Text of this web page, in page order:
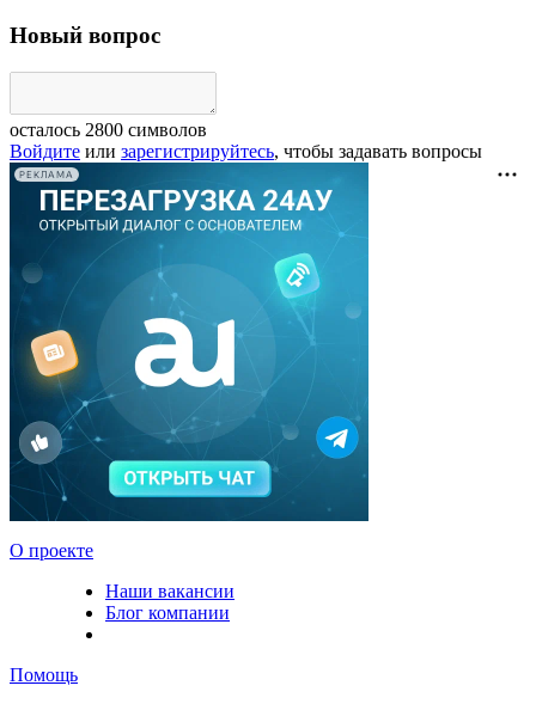
Новый вопрос
осталось 2800 символов
Войдите или зарегистрируйтесь, чтобы задавать вопросы
РЕКЛАМА
О проекте
Наши вакансии
Блог компании
Помощь